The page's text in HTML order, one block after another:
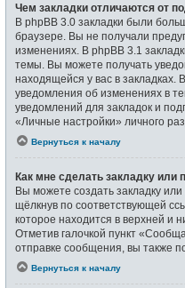
Чем закладки отличаются от
В phpBB 3.0 закладки были
браузере. Вы не получали
изменениях. В phpBB 3.1
темы. Вы можете получать
находящейся у вас в закладках.
уведомления об изменениях в
уведомлений для закладок и
«Личные настройки» личного
Вернуться к началу
Как мне сделать закладку или
Вы можете создать закладку
щёлкнув по соответствующей
которое находится в верхней и
Отметив галочкой пункт
отправке сообщения, вы также
Вернуться к началу